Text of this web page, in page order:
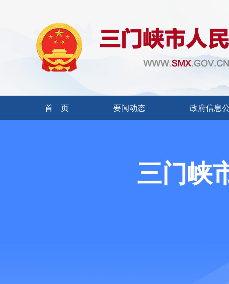
首 页 要闻动态 政府信息
三门峡